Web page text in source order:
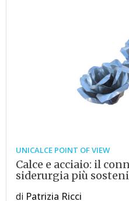
UNICALCE POINT OF VIEW
Calce e acciaio: il
siderurgia più
di Patrizia Ricci